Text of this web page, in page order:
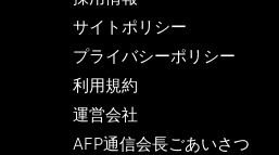
サイトポリシー
プライバシーポリシー
利用規約
運営会社
AFP通信会長ごあいさつ